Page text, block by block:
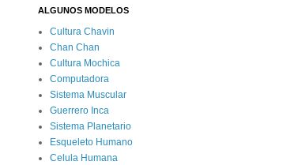
ALGUNOS MODELOS
Cultura Chavin
Chan Chan
Cultura Mochica
Computadora
Sistema Muscular
Guerrero Inca
Sistema Planetario
Esqueleto Humano
Celula Humana